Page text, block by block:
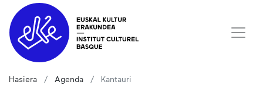
Hasiera Agenda Kantauri